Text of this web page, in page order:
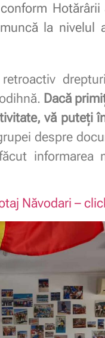
la nivelul
Dacă
vă puteți
despre
informarea
Năvodari –